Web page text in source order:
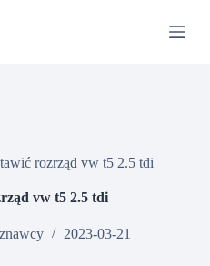
rozrząd vw t5 2.5 tdi
vw t5 2.5 tdi
2023-03-21